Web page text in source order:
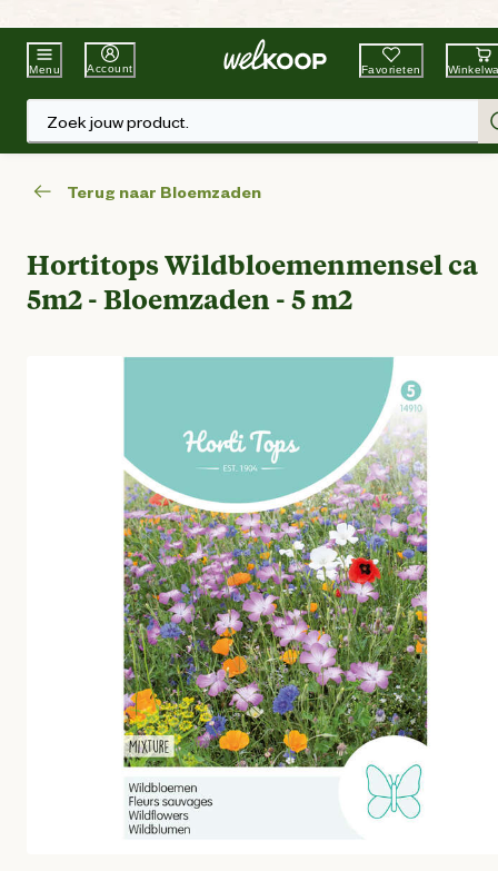
Beste WinkelketenTuin & Dier
Menu Account Favorieten
Zoek jouw product.
Terug naar Bloemzaden
Hortitops Wildbloemenmensel ca
5m2 - Bloemzaden - 5 m2